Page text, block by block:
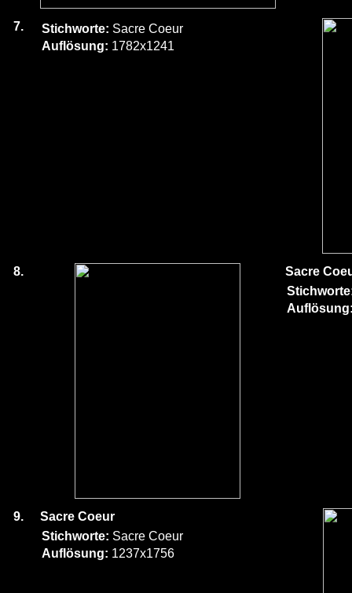
7. Stichworte: Sacre Coeur
Auflösung: 1782x1241
8.
Sacre
9.
Sacre Coeur
Stichworte: Sacre Coeur
Auflösung: 1237x1756